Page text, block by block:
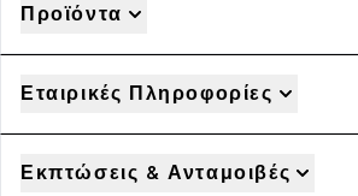
Προϊόντα
Εταιρικές Πληροφορίες
Εκπτώσεις & Ανταμοιβές